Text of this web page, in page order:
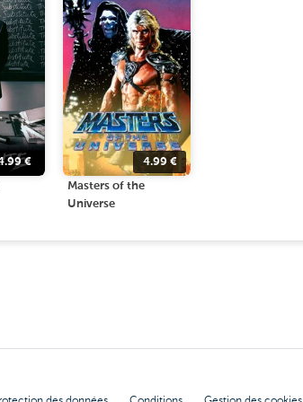
€ 4.99 €
Masters of the
Universe